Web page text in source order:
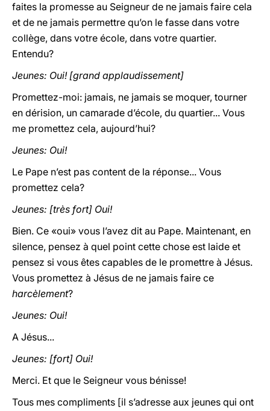
faites la promesse au Seigneur de ne jamais faire cela
et de ne jamais permettre qu’on le fasse dans votre
collège, dans votre école, dans votre quartier.
Entendu?
Jeunes: Oui! [grand applaudissement]
Promettez-moi: jamais, ne jamais se moquer, tourner
en dérision, un camarade d’école, du quartier... Vous
me promettez cela, aujourd’hui?
Jeunes: Oui!
Le Pape n’est pas content de la réponse... Vous
promettez cela?
Jeunes: [très fort] Oui!
Bien. Ce «oui» vous l’avez dit au Pape. Maintenant, en
silence, pensez à quel point cette chose est laide et
pensez si vous êtes capables de le promettre à Jésus.
Vous promettez à Jésus de ne jamais faire ce
harcèlement?
Jeunes: Oui!
A Jésus...
Jeunes: [fort] Oui!
Merci. Et que le Seigneur vous bénisse!
Tous mes compliments [il s’adresse aux jeunes qui ont